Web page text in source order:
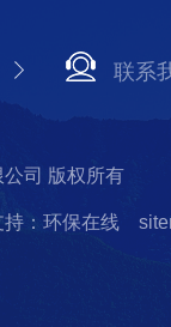
联系
司 版权所有
持：环保在线